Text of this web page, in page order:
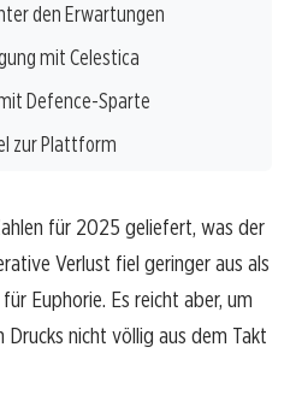
den Erwartungen
mit Celestica
Defence-Sparte
zur Plattform
für 2025 geliefert, was der
Verlust fiel geringer aus als
Euphorie. Es reicht aber, um
nicht völlig aus dem Takt